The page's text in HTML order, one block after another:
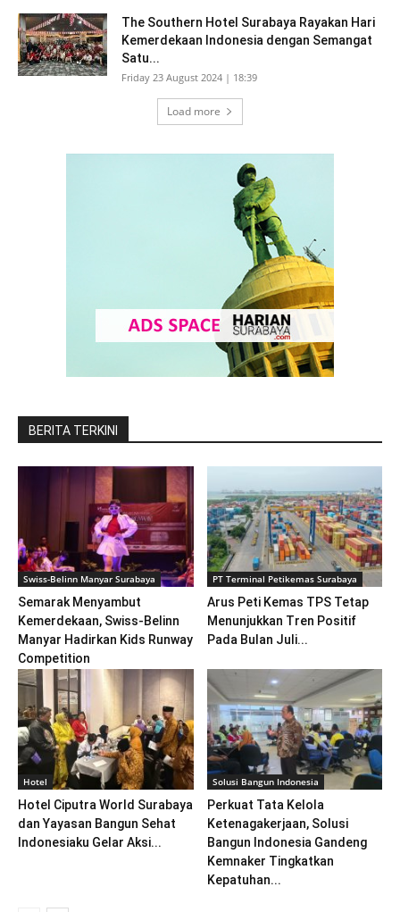
The Southern Hotel Surabaya Rayakan Hari
Kemerdekaan Indonesia dengan Semangat
Satu...
Friday 23 August 2024 | 18:39
Load more
BERITA TERKINI
Swiss-Belinn Manyar Surabaya
Semarak Menyambut
Kemerdekaan, Swiss-Belinn
Manyar Hadirkan Kids Runway
Competition
PT Terminal Petikemas Surabaya
Arus Peti Kemas TPS Tetap
Menunjukkan Tren Positif
Pada Bulan Juli...
Hotel
Hotel Ciputra World Surabaya
dan Yayasan Bangun Sehat
Indonesiaku Gelar Aksi...
Solusi Bangun Indonesia
Perkuat Tata Kelola
Ketenagakerjaan, Solusi
Bangun Indonesia Gandeng
Kemnaker Tingkatkan
Kepatuhan...